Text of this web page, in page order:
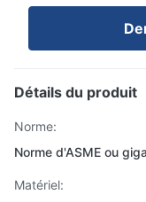
Détails du produit
Norme:
Norme d'ASME ou
Matériel: